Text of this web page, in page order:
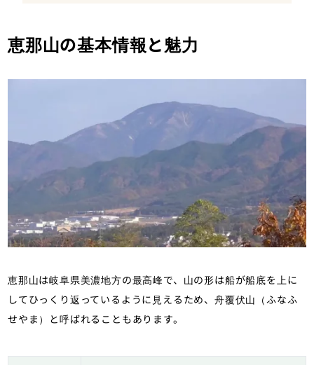
のアクセス
恵那山の基本情報と魅力
恵那山は岐阜県美濃地方の最高峰で、山の形は船が船底を上に
してひっくり返っているように見えるため、舟覆伏山（ふなふ
せやま）と呼ばれることもあります。